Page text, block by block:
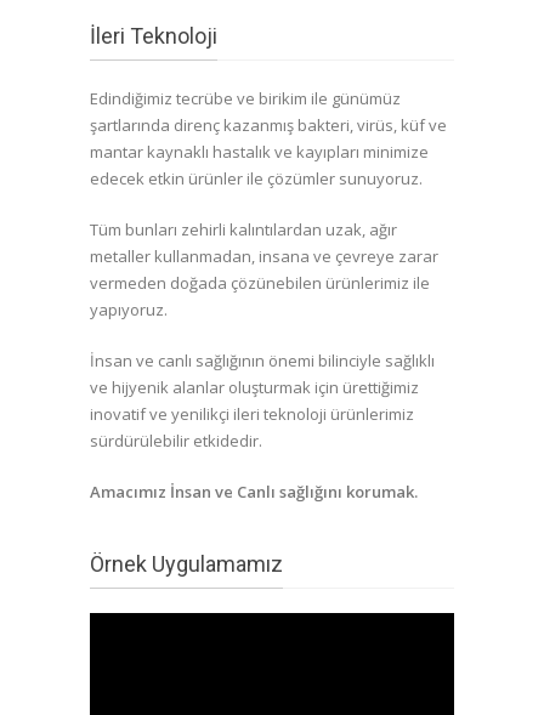
İleri Teknoloji
Edindiğimiz tecrübe ve birikim ile günümüz
şartlarında direnç kazanmış bakteri, virüs, küf ve
mantar kaynaklı hastalık ve kayıpları minimize
edecek etkin ürünler ile çözümler sunuyoruz.
Tüm bunları zehirli kalıntılardan uzak, ağır
metaller kullanmadan, insana ve çevreye zarar
vermeden doğada çözünebilen ürünlerimiz ile
yapıyoruz.
İnsan ve canlı sağlığının önemi bilinciyle sağlıklı
ve hijyenik alanlar oluşturmak için ürettiğimiz
inovatif ve yenilikçi ileri teknoloji ürünlerimiz
sürdürülebilir etkidedir.
Amacımız İnsan ve Canlı sağlığını korumak.
Örnek Uygulamamız